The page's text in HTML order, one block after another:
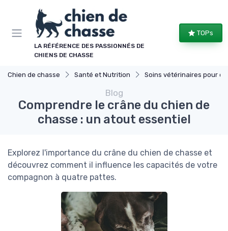
LA RÉFÉRENCE DES PASSIONNÉS DE
CHIENS DE CHASSE
TOPs
Chien de chasse Santé et Nutrition Soins vétérinaires pour chiens de chasse
Blog
Comprendre le crâne du chien de
chasse : un atout essentiel
Explorez l'importance du crâne du chien de chasse et
découvrez comment il influence les capacités de votre
compagnon à quatre pattes.
Panneau de gestion des cookies